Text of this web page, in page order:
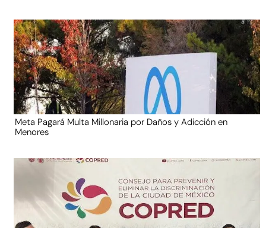
Meta Pagará Multa Millonaria por Daños y Adicción en
Menores